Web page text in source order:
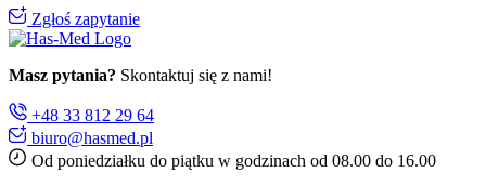
Zgłoś zapytanie
Masz pytania? Skontaktuj się z nami!
+48 33 812 29 64
biuro@hasmed.pl
Od poniedziałku do piątku w godzinach od 08.00 do 16.00